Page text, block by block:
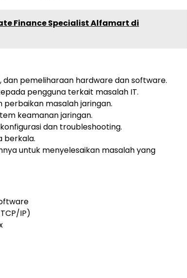
Finance Specialist Alfamart di
dan pemeliharaan hardware dan software.
pengguna terkait masalah IT.
masalah jaringan.
keamanan jaringan.
dan troubleshooting.
berkala.
untuk menyelesaikan masalah yang
IP)